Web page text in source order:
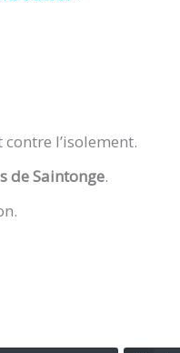
l’isolement.
de Saintonge.